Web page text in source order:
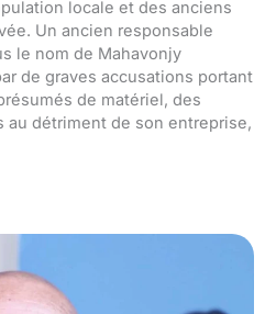
locale et des anciens
Un ancien responsable
le nom de Mahavonjy
de graves accusations portant
de matériel, des
détriment de son entreprise,